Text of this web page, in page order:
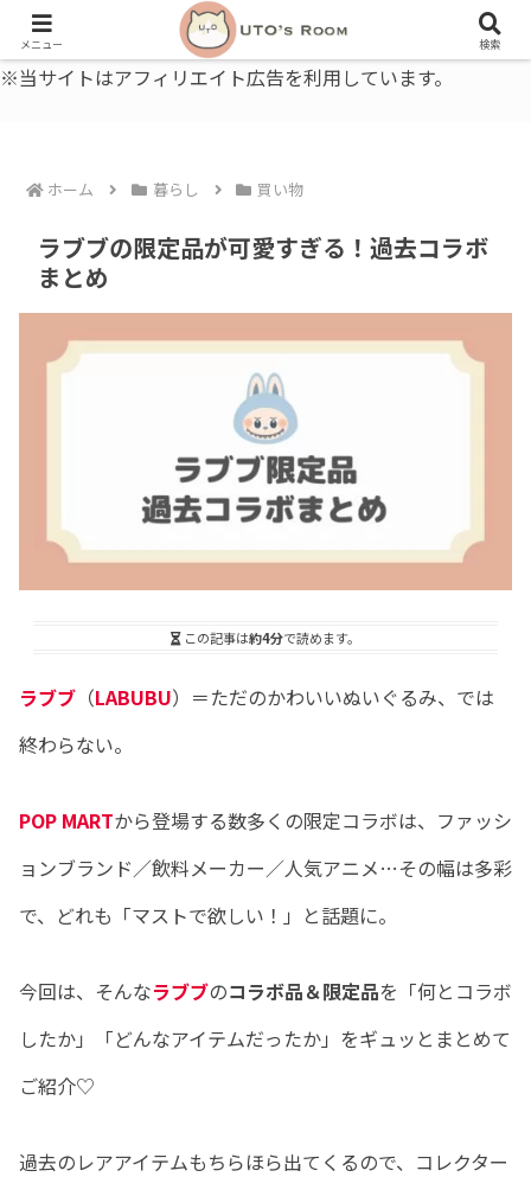
うとの部屋｜毎日に、ちょっと役立つ色と暮らし、健康のこと。
※当サイトはアフィリエイト広告を利用しています。
ホーム 暮らし 買い物
ラブブの限定品が可愛すぎる！過去コラボ
まとめ
この記事は約4分で読めます。
ラブブ （LABUBU）＝ただのかわいいぬいぐるみ、では
終わらない。
POP MARTから登場する数多くの限定コラボは、ファッシ
ョンブランド／飲料メーカー／人気アニメ…その幅は多彩
で、どれも「マストで欲しい！」と話題に。
今回は、そんなラブブのコラボ品＆限定品を「何とコラボ
したか」「どんなアイテムだったか」をギュッとまとめて
ご紹介♡
過去のレアアイテムもちらほら出てくるので、コレクター
メニュー 検索